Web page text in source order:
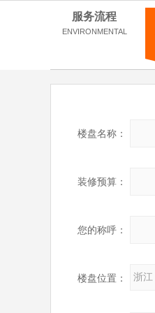
服务流程
ENVIRONMENTAL
楼盘名称：
装修预算：
您的称呼：
楼盘位置：